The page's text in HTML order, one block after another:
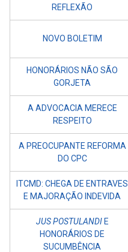
REFLEXÃO
NOVO BOLETIM
HONORÁRIOS NÃO SÃO
GORJETA
A ADVOCACIA MERECE
RESPEITO
A PREOCUPANTE REFORMA
DO CPC
ITCMD: CHEGA DE ENTRAVES
E MAJORAÇÃO INDEVIDA
JUS POSTULANDIE
HONORÁRIOS DE
SUCUMBÊNCIA